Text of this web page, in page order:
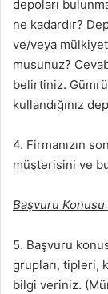
depoları
ne kadardır?
ve/veya
musunuz?
belirtiniz.
kullandığınız
4. Firmanızın
müşterisini ve
Başvuru
5. Başvuru
grupları, tipleri,
bilgi veriniz.